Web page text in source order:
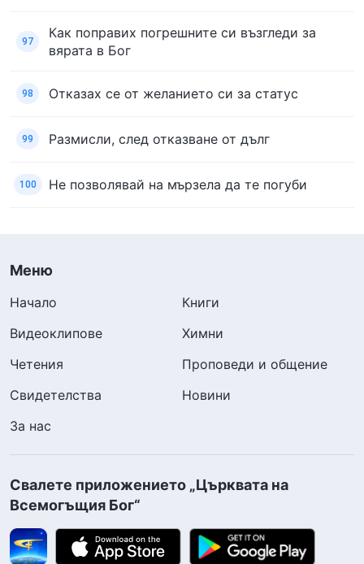
97
Как поправих погрешните си възгледи за
вярата в Бог
98 Отказах се от желанието си за статус
99 Размисли, след отказване от дълг
100 Не позволявай на мързела да те погуби
Меню
Начало
Книги
Видеоклипове
Химни
Четения
Проповеди и общение
Свидетелства
Новини
За нас
Свалете приложението „Църквата на
Всемогъщия Бог“